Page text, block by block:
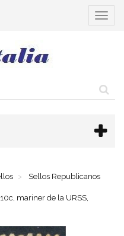
Sellos Republicanos
mariner de la URSS,